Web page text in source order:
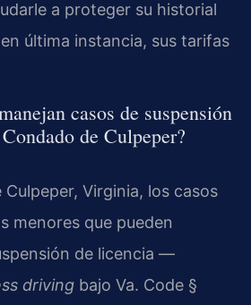
a proteger su historial
última instancia, sus tarifas
casos de suspensión
de Culpeper?
Culpeper, Virginia, los casos
menores que pueden
de licencia —
driving bajo Va. Code §